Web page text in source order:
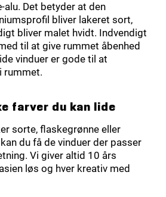
Det betyder at den
bliver lakeret sort,
bliver malet hvidt. Indvendigt
til at give rummet åbenhed
vinduer er gode til at
rummet.
farver du kan lide
sorte, flaskegrønne eller
du få de vinduer der passer
Vi giver altid 10 års
løs og hver kreativ med